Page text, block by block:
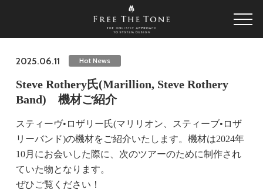
2025.06.11 Hot News
Steve Rothery氏(Marillion, Steve Rothery
Band) 機材ご紹介
スティーヴ•ロザリー氏(マリリオン、スティーブ•ロザ
リーバンド)の機材をご紹介いたします。機材は2024年
10月にお会いした際に、次のツアーのために制作され
ていた物となります。
ぜひご覧ください！